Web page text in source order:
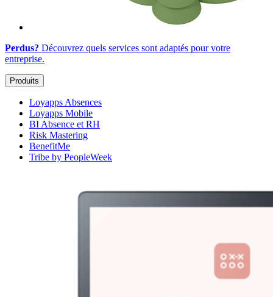
Perdus? Découvrez quels services sont adaptés pour votre
entreprise.
Produits
Loyapps Absences
Loyapps Mobile
BI Absence et RH
Risk Mastering
BenefitMe
Tribe by PeopleWeek